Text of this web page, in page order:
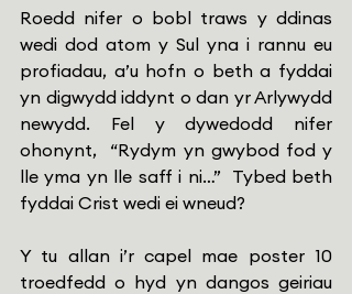
Roedd nifer o bobl traws y ddinas
wedi dod atom y Sul yna i rannu eu
profiadau, a’u hofn o beth a fyddai
yn digwydd iddynt o dan yr Arlywydd
newydd. Fel y dywedodd nifer
ohonynt,  “Rydym yn gwybod fod y
lle yma yn lle saff i ni…”  Tybed beth
fyddai Crist wedi ei wneud?
Y tu allan i’r capel mae poster 10
troedfedd o hyd yn dangos geiriau